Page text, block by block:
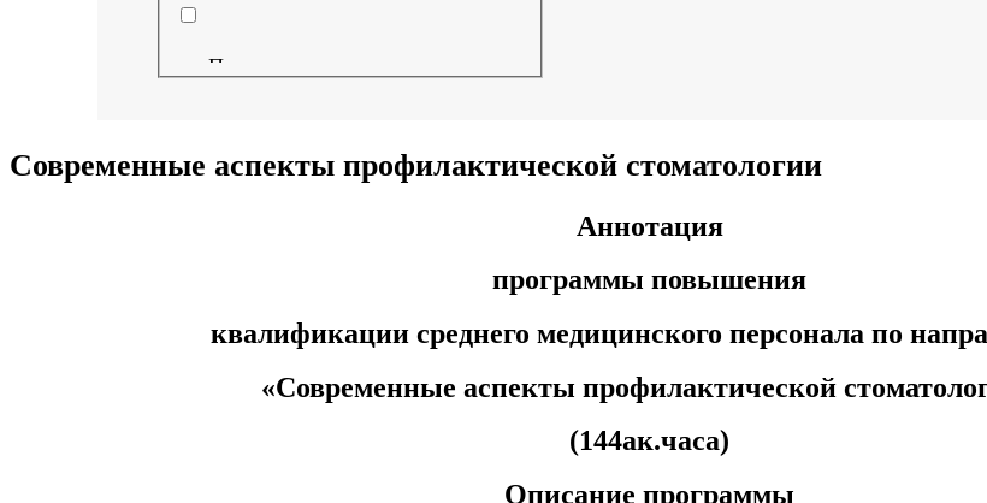
Правовые дисциплины в
Здравоохранение и медицинские
науки
Образование и педагогические
Современные аспекты профилактической стоматологии
Аннотация
программы повышения
квалификации среднего медицинского персонала по
«Современные аспекты профилактической
(144ак.часа)
Описание программы